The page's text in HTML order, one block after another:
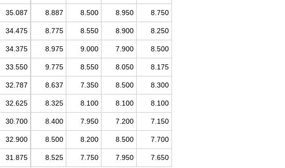
35.087 8.887 8.500 8.950 8.750
34.475 8.775 8.550 8.900 8.250
34.375 8.975 9.000 7.900 8.500
33.550 9.775 8.550 8.050 8.175
32.787 8.637 7.350 8.500 8.300
32.625 8.325 8.100 8.100 8.100
30.700 8.400 7.950 7.200 7.150
32.900 8.500 8.200 8.500 7.700
31.875 8.525 7.750 7.950 7.650